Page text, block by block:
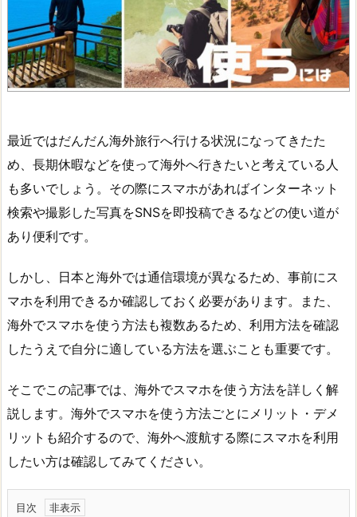
最近ではだんだん海外旅行へ行ける状況になってきたた
め、長期休暇などを使って海外へ行きたいと考えている人
も多いでしょう。その際にスマホがあればインターネット
検索や撮影した写真をSNSを即投稿できるなどの使い道が
あり便利です。
しかし、日本と海外では通信環境が異なるため、事前にス
マホを利用できるか確認しておく必要があります。また、
海外でスマホを使う方法も複数あるため、利用方法を確認
したうえで自分に適している方法を選ぶことも重要です。
そこでこの記事では、海外でスマホを使う方法を詳しく解
説します。海外でスマホを使う方法ごとにメリット・デメ
リットも紹介するので、海外へ渡航する際にスマホを利用
したい方は確認してみてください。
目次